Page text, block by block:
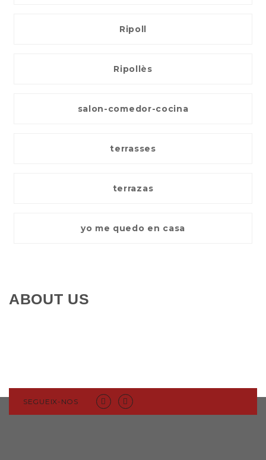
Ripoll
Ripollès
salon-comedor-cocina
terrasses
terrazas
yo me quedo en casa
ABOUT US
SEGUEIX-NOS